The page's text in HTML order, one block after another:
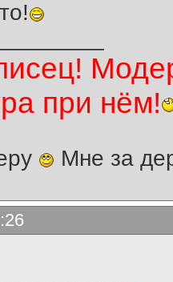
при нём!
Мне за